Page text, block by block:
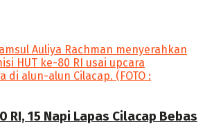
RI, 15 Napi Lapas Cilacap Bebas